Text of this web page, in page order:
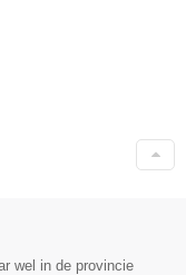
wel in de provincie